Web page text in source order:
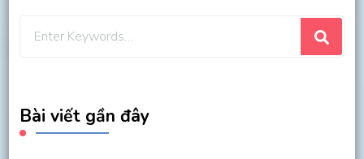
Bài viết gần đây